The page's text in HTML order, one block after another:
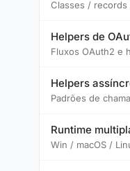
Classes /
Helpers de
Fluxos OAuth2 e
Helpers
Padrões de
Runtime
Win / macOS /